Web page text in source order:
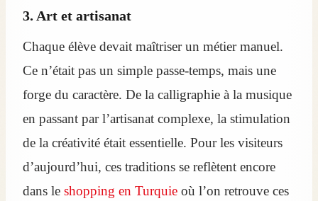
3. Art et artisanat
Chaque élève devait maîtriser un métier manuel.
Ce n’était pas un simple passe-temps, mais une
forge du caractère. De la calligraphie à la musique
en passant par l’artisanat complexe, la stimulation
de la créativité était essentielle. Pour les visiteurs
d’aujourd’hui, ces traditions se reflètent encore
dans le shopping en Turquie où l’on retrouve ces